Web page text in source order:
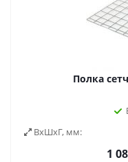
Полка
ВxШxГ, мм:
1